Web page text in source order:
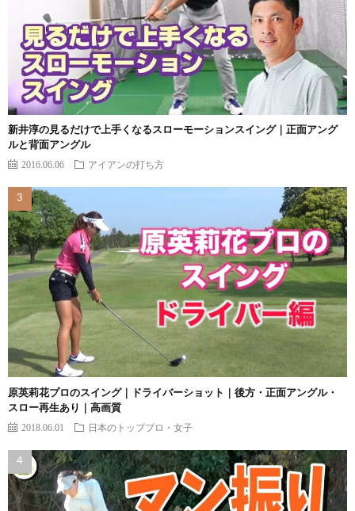
新井淳の見るだけで上手くなるスローモーションスイング｜正面アング
ルと背面アングル
2016.06.06 アイアンの打ち方
原英莉花プロのスイング｜ドライバーショット｜後方・正面アングル・
スロー再生あり｜高画質
2018.06.01 日本のトッププロ・女子